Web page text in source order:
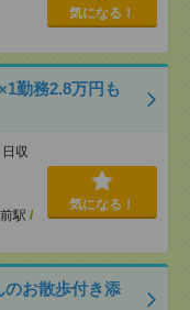
気になる！
勤務2.8万円も
収
駅 /
気になる！
のお散歩付き添